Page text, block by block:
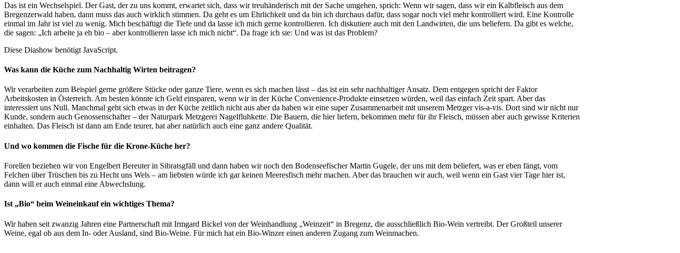
Das ist ein Wechselspiel. Der Gast, der zu uns kommt, erwartet sich, dass wir treuhänderisch mit der Sache umgehen, sprich: Wenn wir sagen, dass wir ein Kalbfleisch aus dem
Bregenzerwald haben, dann muss das auch wirklich stimmen. Da geht es um Ehrlichkeit und da bin ich durchaus dafür, dass sogar noch viel mehr kontrolliert wird. Eine Kontrolle
einmal im Jahr ist viel zu wenig. Mich beschäftigt die Tiefe und da lasse ich mich gerne kontrollieren. Ich diskutiere auch mit den Landwirten, die uns beliefern. Da gibt es welche,
die sagen: „Ich arbeite ja eh bio – aber kontrollieren lasse ich mich nicht“. Da frage ich sie: Und was ist das Problem?
Diese Diashow benötigt JavaScript.
Was kann die Küche zum Nachhaltig Wirten beitragen?
Wir verarbeiten zum Beispiel gerne größere Stücke oder ganze Tiere, wenn es sich machen lässt – das ist ein sehr nachhaltiger Ansatz. Dem entgegen spricht der Faktor
Arbeitskosten in Österreich. Am besten könnte ich Geld einsparen, wenn wir in der Küche Convenience-Produkte einsetzen würden, weil das einfach Zeit spart. Aber das
interessiert uns Null. Manchmal geht sich etwas in der Küche zeitlich nicht aus aber da haben wir eine super Zusammenarbeit mit unserem Metzger vis-a-vis. Dort sind wir nicht nur
Kunde, sondern auch Genossenschafter – der Naturpark Metzgerei Nagelfluhkette. Die Bauern, die hier liefern, bekommen mehr für ihr Fleisch, müssen aber auch gewisse Kriterien
einhalten. Das Fleisch ist dann am Ende teurer, hat aber natürlich auch eine ganz andere Qualität.
Und wo kommen die Fische für die Krone-Küche her?
Forellen beziehen wir von Engelbert Bereuter in Sibratsgfäll und dann haben wir noch den Bodenseefischer Martin Gugele, der uns mit dem beliefert, was er eben fängt, vom
Felchen über Trüschen bis zu Hecht uns Wels – am liebsten würde ich gar keinen Meeresfisch mehr machen. Aber das brauchen wir auch, weil wenn ein Gast vier Tage hier ist,
dann will er auch einmal eine Abwechslung.
Ist „Bio“ beim Weineinkauf ein wichtiges Thema?
Wir haben seit zwanzig Jahren eine Partnerschaft mit Irmgard Bickel von der Weinhandlung „Weinzeit“ in Bregenz, die ausschließlich Bio-Wein vertreibt. Der Großteil unserer
Weine, egal ob aus dem In- oder Ausland, sind Bio-Weine. Für mich hat ein Bio-Winzer einen anderen Zugang zum Weinmachen.